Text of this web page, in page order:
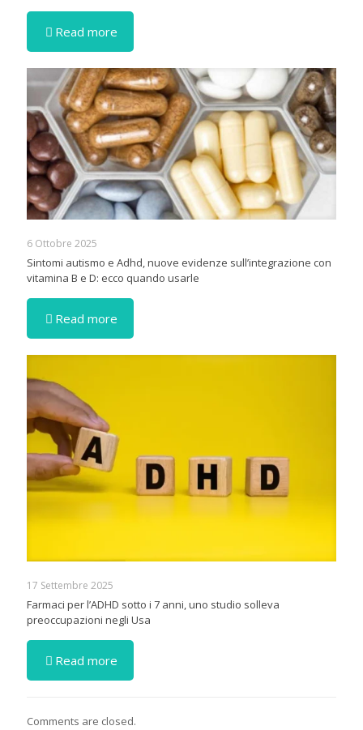
Read more
6 Ottobre 2025
Sintomi autismo e Adhd, nuove evidenze sull’integrazione con
vitamina B e D: ecco quando usarle
Read more
17 Settembre 2025
Farmaci per l’ADHD sotto i 7 anni, uno studio solleva
preoccupazioni negli Usa
Read more
Comments are closed.